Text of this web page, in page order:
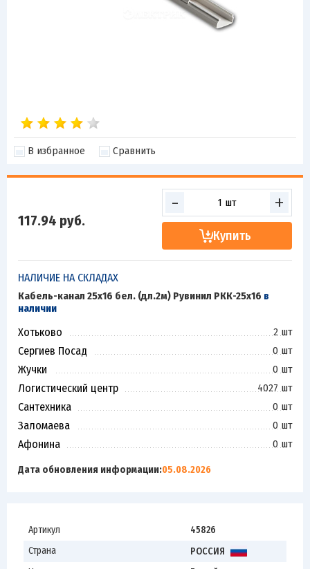
В избранное Сравнить
117.94 руб.
- +
Купить
НАЛИЧИЕ НА СКЛАДАХ
Кабель-канал 25х16 бел. (дл.2м) Рувинил РКК-25х16 в
наличии
Хотьково 2 шт
Сергиев Посад 0 шт
Жучки 0 шт
Логистический центр 4027 шт
Сантехника 0 шт
Заломаева 0 шт
Афонина 0 шт
Дата обновления информации:05.08.2026
Артикул
45826
Страна
РОССИЯ